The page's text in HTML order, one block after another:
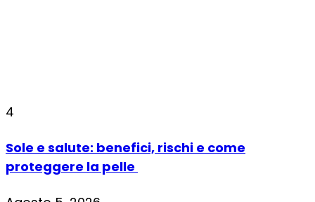
4
Sole e salute: benefici, rischi e come
proteggere la pelle